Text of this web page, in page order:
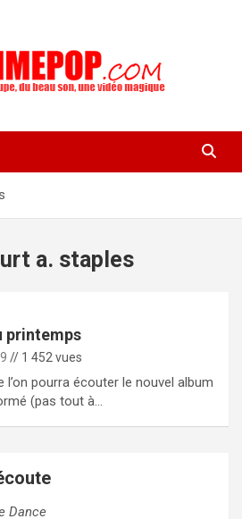
indé sur Lyon. rock pop concert
a. staples
printemps
// 1 452 vues
l’on pourra écouter le nouvel album
(pas tout à…
Dance